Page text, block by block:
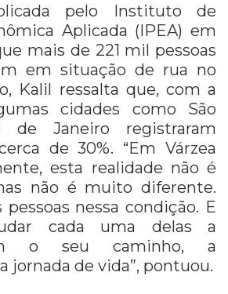
pelo Instituto de
Aplicada (IPEA) em
mais de 221 mil pessoas
em situação de rua no
Kalil ressalta que, com a
cidades como São
Janeiro registraram
de 30%. “Em Várzea
esta realidade não é
não é muito diferente.
nessa condição. E
cada uma delas a
o seu caminho, a
jornada de vida”, pontuou.